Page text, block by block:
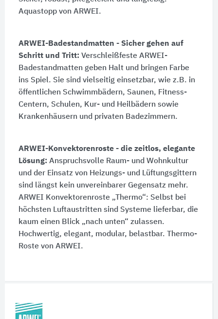
Aquastopp von ARWEI.
ARWEI-Badestandmatten - Sicher gehen auf
Schritt und Tritt: Verschleißfeste ARWEI-
Badestandmatten geben Halt und bringen Farbe
ins Spiel. Sie sind vielseitig einsetzbar, wie z.B. in
öffentlichen Schwimmbädern, Saunen, Fitness-
Centern, Schulen, Kur- und Heilbädern sowie
Krankenhäusern und privaten Badezimmern.
ARWEI-Konvektorenroste - die zeitlos, elegante
Lösung: Anspruchsvolle Raum- und Wohnkultur
und der Einsatz von Heizungs- und Lüftungsgittern
sind längst kein unvereinbarer Gegensatz mehr.
ARWEI Konvektorenroste „Thermo“: Selbst bei
höchsten Luftaustritten sind Systeme lieferbar, die
kaum einen Blick „nach unten“ zulassen.
Hochwertig, elegant, modular, belastbar. Thermo-
Roste von ARWEI.